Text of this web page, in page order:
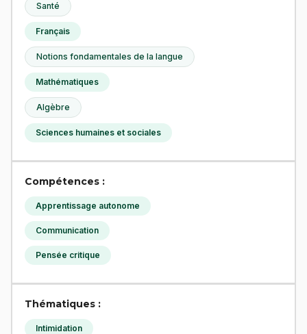
Santé
Français
Notions fondamentales de la langue
Mathématiques
Algèbre
Sciences humaines et sociales
Compétences :
Apprentissage autonome
Communication
Pensée critique
Thématiques :
Intimidation